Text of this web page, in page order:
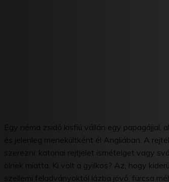
Egy néma zsidó kisfiú vállán egy
és jelenleg menekültként él Angliában. A
szerezni: katonai rejtjelet ismételget vagy
ölnek miatta. Ki volt a gyilkos? Az, hogy
szellemi feladványoktól lázba jövő, furcsa